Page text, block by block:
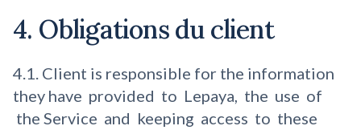
4. Obligations du client
4.1. Client is responsible for the information
they have provided to Lepaya, the use of
the Service and keeping access to these